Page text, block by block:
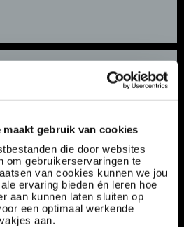
gebruik van cookies
die door websites
om gebruikerservaringen te
van cookies kunnen we jou
ervaring bieden én leren hoe
aan kunnen laten sluiten op
een optimaal werkende
aan.
| Toepassen en
programma's | €3.122 -
Automation